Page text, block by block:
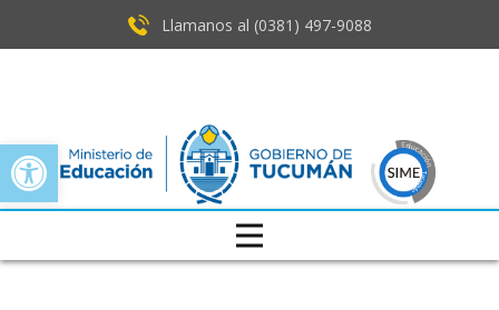
Open toolbar
Llamanos al (0381) ​497-9088